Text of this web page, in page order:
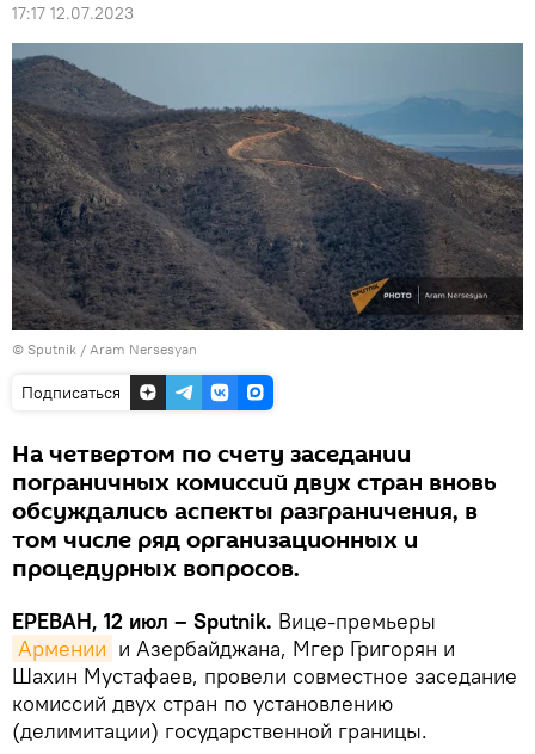
17:17 12.07.2023
© Sputnik / Aram Nersesyan
Подписаться
На четвертом по счету заседании
пограничных комиссий двух стран вновь
обсуждались аспекты разграничения, в
том числе ряд организационных и
процедурных вопросов.
ЕРЕВАН, 12 июл – Sputnik. Вице-премьеры
Армении и Азербайджана, Мгер Григорян и
Шахин Мустафаев, провели совместное заседание
комиссий двух стран по установлению
(делимитации) государственной границы.